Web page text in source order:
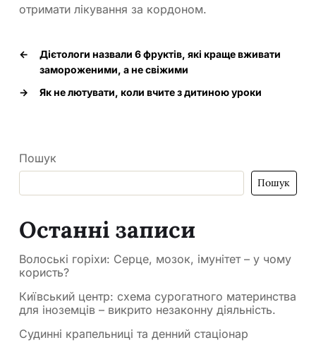
отримати лікування за кордоном.
←
Дієтологи назвали 6 фруктів, які краще вживати
замороженими, а не свіжими
→
Як не лютувати, коли вчите з дитиною уроки
Пошук
Пошук
Останні записи
Волоські горіхи: Серце, мозок, імунітет – у чому
користь?
Київський центр: схема сурогатного материнства
для іноземців – викрито незаконну діяльність.
Судинні крапельниці та денний стаціонар